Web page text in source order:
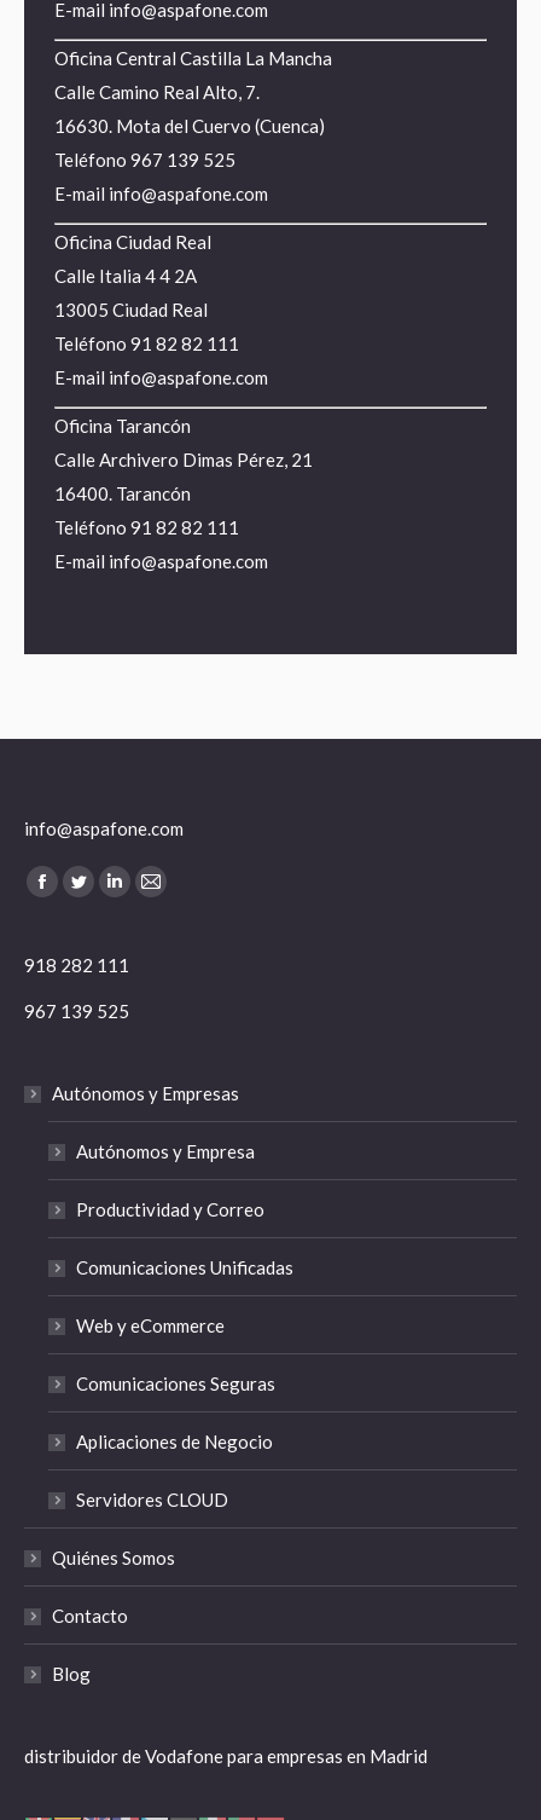
E-mail info@aspafone.com
Oficina Central Castilla La Mancha
Calle Camino Real Alto, 7.
16630. Mota del Cuervo (Cuenca)
Teléfono 967 139 525
E-mail info@aspafone.com
Oficina Ciudad Real
Calle Italia 4 4 2A
13005 Ciudad Real
Teléfono 91 82 82 111
E-mail info@aspafone.com
Oficina Tarancón
Calle Archivero Dimas Pérez, 21
16400. Tarancón
Teléfono 91 82 82 111
E-mail info@aspafone.com
info@aspafone.com
Encuéntranos en:
Facebook
TwitterLinkedin
Mail
918 282 111
967 139 525
Autónomos y Empresas
Autónomos y Empresa
Productividad y Correo
Comunicaciones Unificadas
Web y eCommerce
Comunicaciones Seguras
Aplicaciones de Negocio
Servidores CLOUD
Quiénes Somos
Contacto
Blog
distribuidor de Vodafone para empresas en Madrid